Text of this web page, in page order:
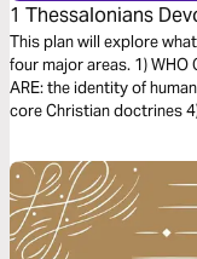
1 Thessalonians
Foundation of Faith
This plan will explore
four major areas. 1) WHO
ARE: the identity of
core Christian doctrines